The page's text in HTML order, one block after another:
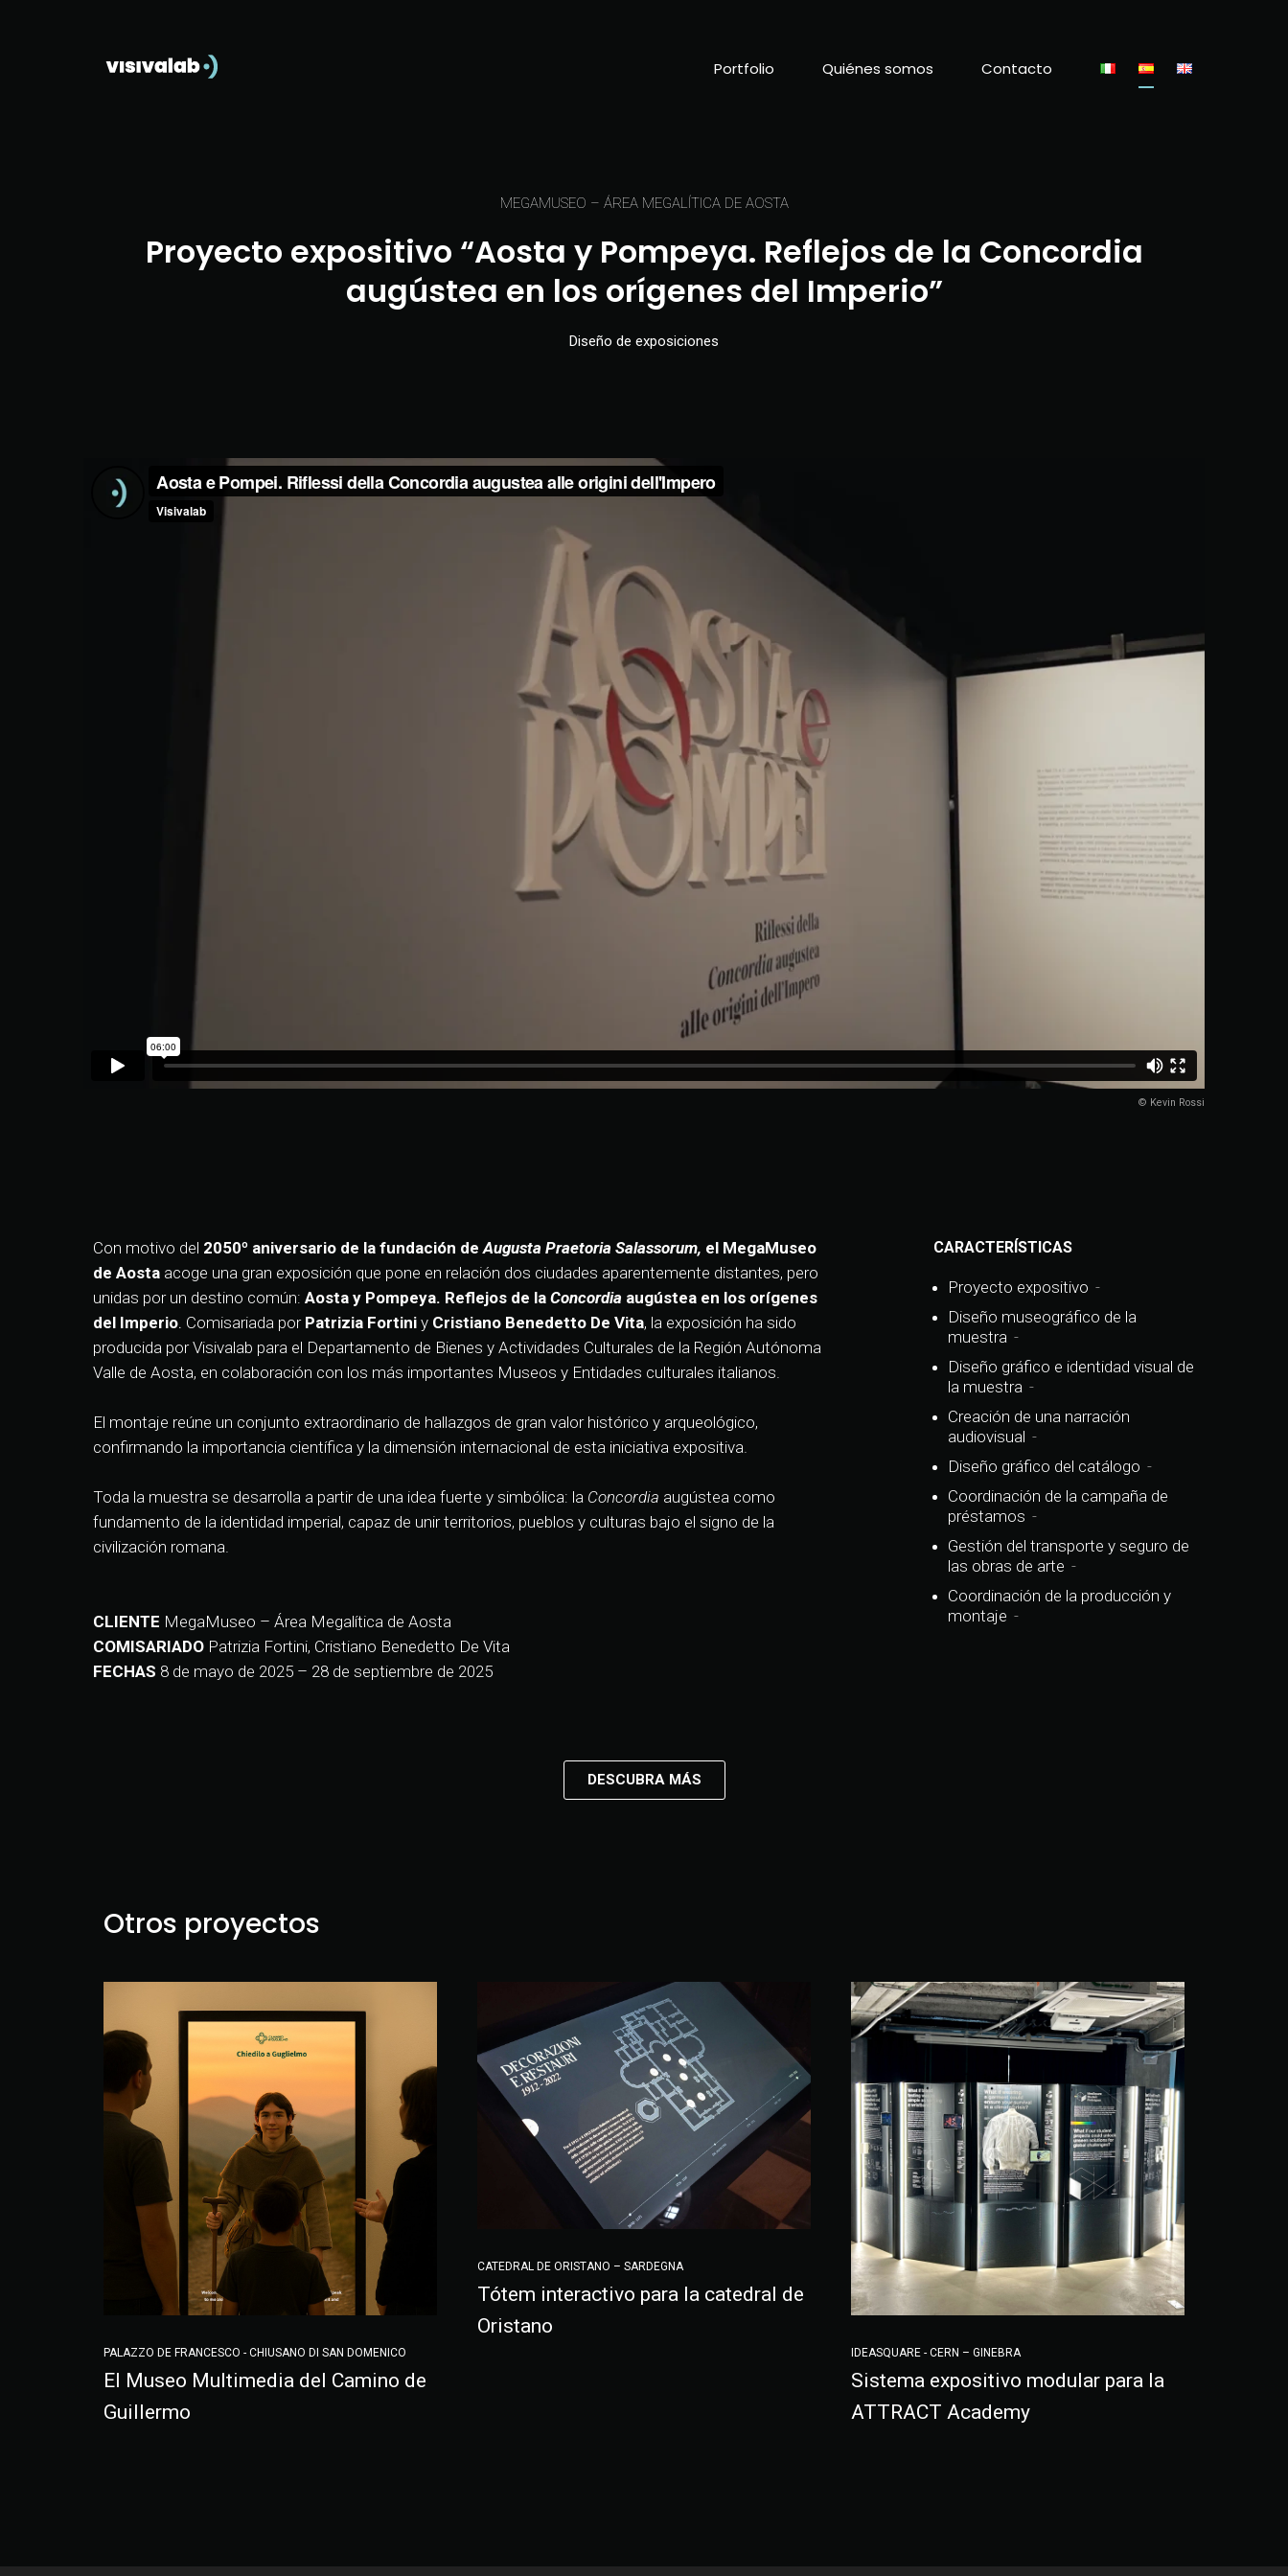
Portfolio Quiénes somos Contacto
MEGAMUSEO – ÁREA MEGALÍTICA DE AOSTA
Proyecto expositivo “Aosta y Pompeya. Reflejos de la Concordia
augústea en los orígenes del Imperio”
Diseño de exposiciones
© Kevin Rossi
Con motivo del 2050º aniversario de la fundación deAugusta Praetoria Salassorum, el MegaMuseo
de Aosta acoge una gran exposición que pone en relación dos ciudades aparentemente distantes, pero
unidas por un destino común: Aosta y Pompeya. Reflejos de la Concordia augústea en los orígenes
del Imperio. Comisariada por Patrizia Fortini y Cristiano Benedetto De Vita, la exposición ha sido
producida por Visivalab para el Departamento de Bienes y Actividades Culturales de la Región Autónoma
Valle de Aosta, en colaboración con los más importantes Museos y Entidades culturales italianos.
El montaje reúne un conjunto extraordinario de hallazgos de gran valor histórico y arqueológico,
confirmando la importancia científica y la dimensión internacional de esta iniciativa expositiva.
Toda la muestra se desarrolla a partir de una idea fuerte y simbólica: la Concordia augústea como
fundamento de la identidad imperial, capaz de unir territorios, pueblos y culturas bajo el signo de la
civilización romana.
CLIENTE MegaMuseo – Área Megalítica de Aosta
COMISARIADO Patrizia Fortini, Cristiano Benedetto De Vita
FECHAS 8 de mayo de 2025 – 28 de septiembre de 2025
CARACTERÍSTICAS
Proyecto expositivo
Diseño museográfico de la
muestra
Diseño gráfico e identidad visual de
la muestra
Creación de una narración
audiovisual
Diseño gráfico del catálogo
Coordinación de la campaña de
préstamos
Gestión del transporte y seguro de
las obras de arte
Coordinación de la producción y
montaje
DESCUBRA MÁS
Otros proyectos
PALAZZO DE FRANCESCO - CHIUSANO DI SAN DOMENICO
El Museo Multimedia del Camino de
Guillermo
CATEDRAL DE ORISTANO – SARDEGNA
Tótem interactivo para la catedral de
Oristano
IDEASQUARE - CERN – GINEBRA
Sistema expositivo modular para la
ATTRACT Academy